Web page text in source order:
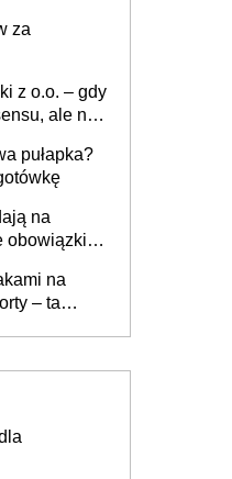
za
z o.o. – gdy
ale nie
pułapka?
na
obowiązki w
na
– ta